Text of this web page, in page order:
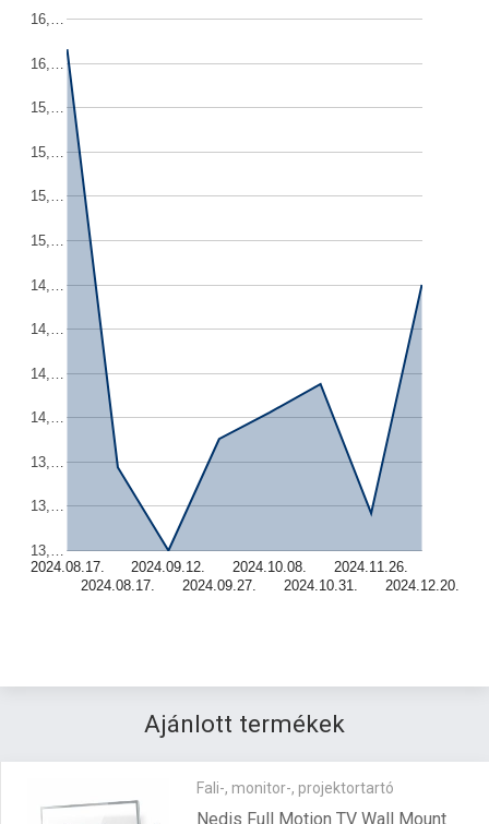
2024.08.17.
2024.08.17.
2024.09.12.
2024.09.27.
2024.10.08.
2024.10.31.
2024.11.26.
2024.12.20.
13,…
13,…
13,…
14,…
14,…
14,…
14,…
15,…
15,…
15,…
15,…
16,…
16,…
Ajánlott termékek
Fali-, monitor-, projektortartó
Nedis Full Motion TV Wall Mount